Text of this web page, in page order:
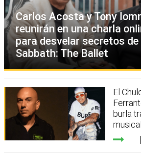
Carlos Acosta y Tony
reunirán en una charla
para desvelar secretos
Sabbath: The Ballet
El
burla
musical